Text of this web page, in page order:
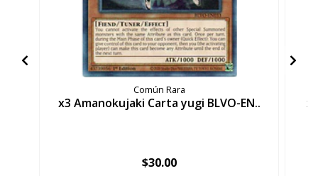
Común Rara
x3 Amanokujaki Carta yugi BLVO-EN..
$30.00